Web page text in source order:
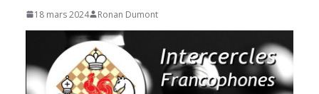
18 mars 2024 Ronan Dumont